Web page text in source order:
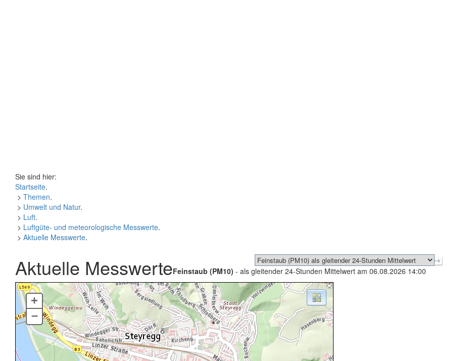
Sie sind hier:
Startseite.
> Themen.
> Umwelt und Natur.
> Luft.
> Luftgüte- und meteorologische Messwerte.
> Aktuelle Messwerte.
Aktuelle MesswerteFeinstaub (PM10) - als gleitender 24-Stunden Mittelwert am 06.08.2026 14:00
+
–